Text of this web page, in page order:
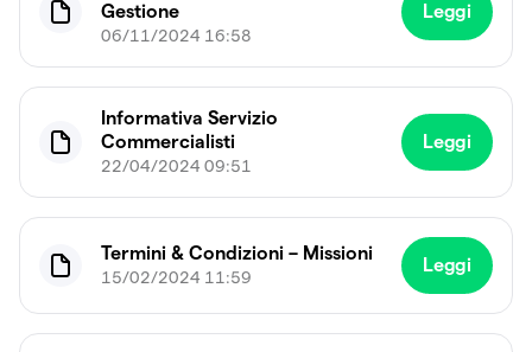
Gestione
06/11/2024 16:58
Leggi
Informativa Servizio
Commercialisti
22/04/2024 09:51
Leggi
Termini & Condizioni – Missioni
15/02/2024 11:59
Leggi